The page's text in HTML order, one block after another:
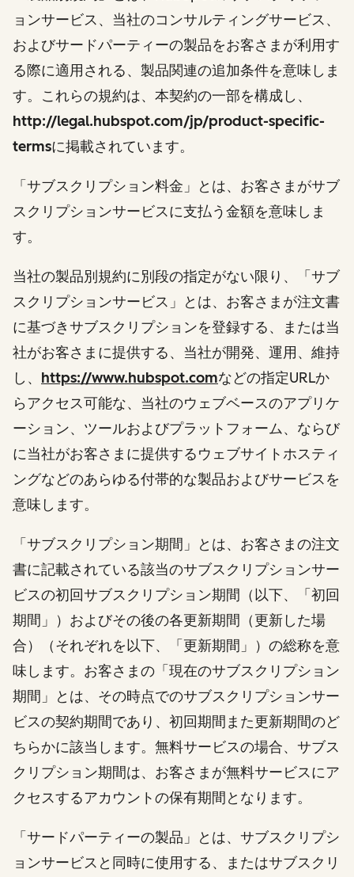
ョンサービス、当社のコンサルティングサービス、
およびサードパーティーの製品をお客さまが利用す
る際に適用される、製品関連の追加条件を意味しま
す。これらの規約は、本契約の一部を構成し、
http://legal.hubspot.com/jp/product-specific-
termsに掲載されています。
「サブスクリプション料金」とは、お客さまがサブ
スクリプションサービスに支払う金額を意味しま
す。
当社の製品別規約に別段の指定がない限り、「サブ
スクリプションサービス」とは、お客さまが注文書
に基づきサブスクリプションを登録する、または当
社がお客さまに提供する、当社が開発、運用、維持
し、 https://www.hubspot.comなどの指定URLか
らアクセス可能な、当社のウェブベースのアプリケ
ーション、ツールおよびプラットフォーム、ならび
に当社がお客さまに提供するウェブサイトホスティ
ングなどのあらゆる付帯的な製品およびサービスを
意味します。
「サブスクリプション期間」とは、お客さまの注文
書に記載されている該当のサブスクリプションサー
ビスの初回サブスクリプション期間（以下、「初回
期間」）およびその後の各更新期間（更新した場
合）（それぞれを以下、「更新期間」）の総称を意
味します。お客さまの「現在のサブスクリプション
期間」とは、その時点でのサブスクリプションサー
ビスの契約期間であり、初回期間また更新期間のど
ちらかに該当します。無料サービスの場合、サブス
クリプション期間は、お客さまが無料サービスにア
クセスするアカウントの保有期間となります。
「サードパーティーの製品」とは、サブスクリプシ
ョンサービスと同時に使用する、またはサブスクリ